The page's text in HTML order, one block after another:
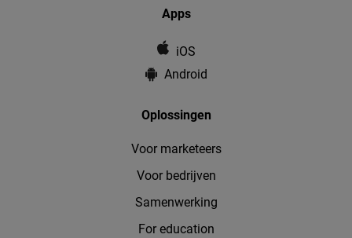
Apps
iOS
Android
Oplossingen
Voor marketeers
Voor bedrijven
Samenwerking
For education